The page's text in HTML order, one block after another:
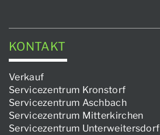
KONTAKT
Verkauf
Servicezentrum Kronstorf
Servicezentrum Aschbach
Servicezentrum Mitterkirchen
Servicezentrum Unterweitersdorf